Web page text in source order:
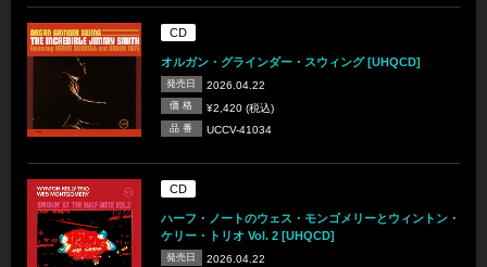
CD
オルガン・グラインダー・スウィング [UHQCD]
発売日 2026.04.22
価 格 ¥2,420 (税込)
品 番 UCCV-41034
CD
ハーフ・ノートのウェス・モンゴメリーとウィントン・
ケリー・トリオ Vol. 2 [UHQCD]
発売日 2026.04.22